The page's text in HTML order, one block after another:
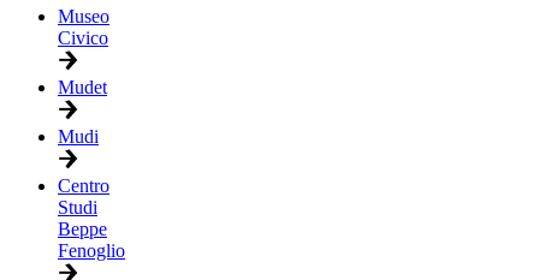
Museo
Civico
Mudet
Mudi
Centro
Studi
Beppe
Fenoglio